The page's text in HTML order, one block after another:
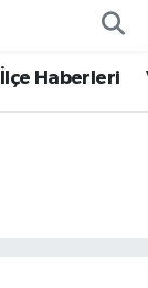
İlçe Haberleri